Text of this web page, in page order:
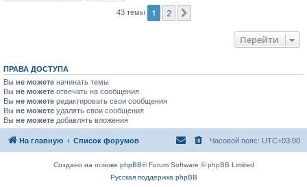
43 темы 1 2
Перейти
ПРАВА ДОСТУПА
Вы не можете начинать темы
Вы не можете отвечать на сообщения
Вы не можете редактировать свои сообщения
Вы не можете удалять свои сообщения
Вы не можете добавлять вложения
На главную Список форумов Часовой пояс: UTC+03:00
Создано на основе phpBB® Forum Software © phpBB Limited
Русская поддержка phpBB